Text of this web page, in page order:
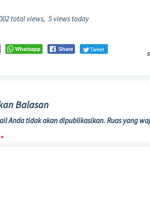
total views, 5 views today
Whatsapp Share Tweet
Balasan
Anda tidak akan dipublikasikan. Ruas yang
*